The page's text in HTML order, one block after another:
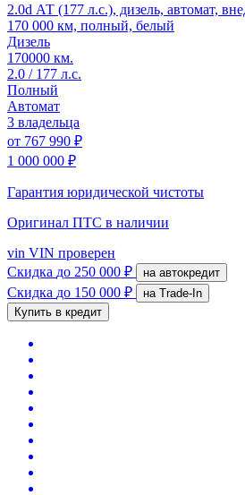
2.0d АТ (177 л.с.), дизель, автомат,
170 000 км, полный, белый
Дизель
170000 км.
2.0 / 177 л.с.
Полный
Автомат
3 владельца
от 767 990 ₽
1 000 000 ₽
Гарантия юридической чистоты
Оригинал ПТС в наличии
vin VIN проверен
Скидка до 250 000 ₽ на автокредит
Скидка до 150 000 ₽
на Trade-In
Купить в кредит